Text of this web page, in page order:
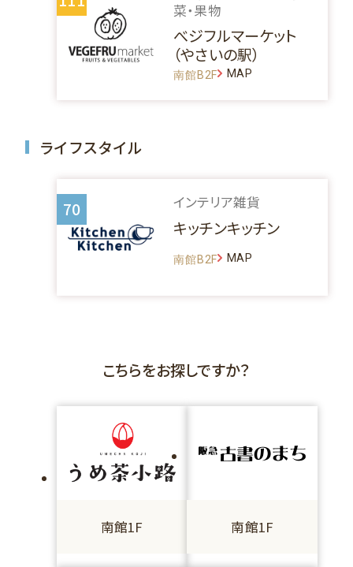
菜・果物
べジフルマーケット
（やさいの駅）
南館B2F MAP
ライフスタイル
70 インテリア雑貨
キッチンキッチン
南館B2F MAP
こちらをお探しですか？
南館1F 南館1F